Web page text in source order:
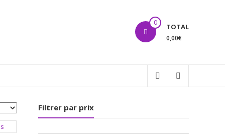
0 TOTAL
0,00€
Filtrer par prix